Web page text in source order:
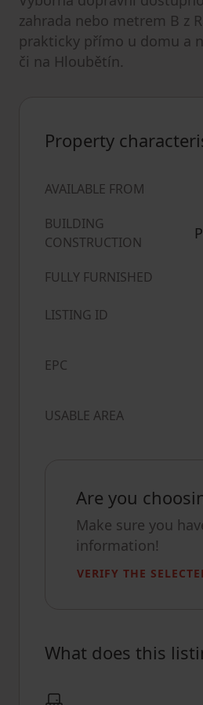
zahrada nebo metrem B z
prakticky přímo u domu a
či na Hloubětín.
Property
AVAILABLE FROM
BUILDING
CONSTRUCTION
FULLY FURNISHED
LISTING ID
EPC
USABLE AREA
Are you
Make sure you
information!
VERIFY THE
What does this